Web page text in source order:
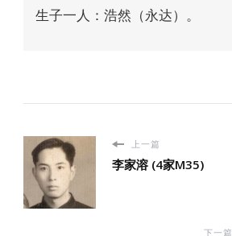
生子一人：浩然（永达）。
上一篇
李家溶 (4家M35)
下一篇